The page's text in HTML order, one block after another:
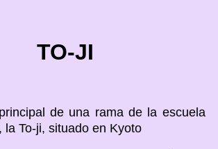
TO-JI
de una rama de la escuela
la To-ji, situado en Kyoto